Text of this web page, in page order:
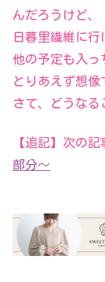
んだろうけど、
日暮里繊維に行
他の予定も入っ
とりあえず想像
さて、どうなる
【追記】次の
部分～